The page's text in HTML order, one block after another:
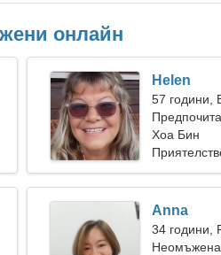
онлайн
Helen
57 години,
Хоа Бин
Anna
34 години,
Неомъжена